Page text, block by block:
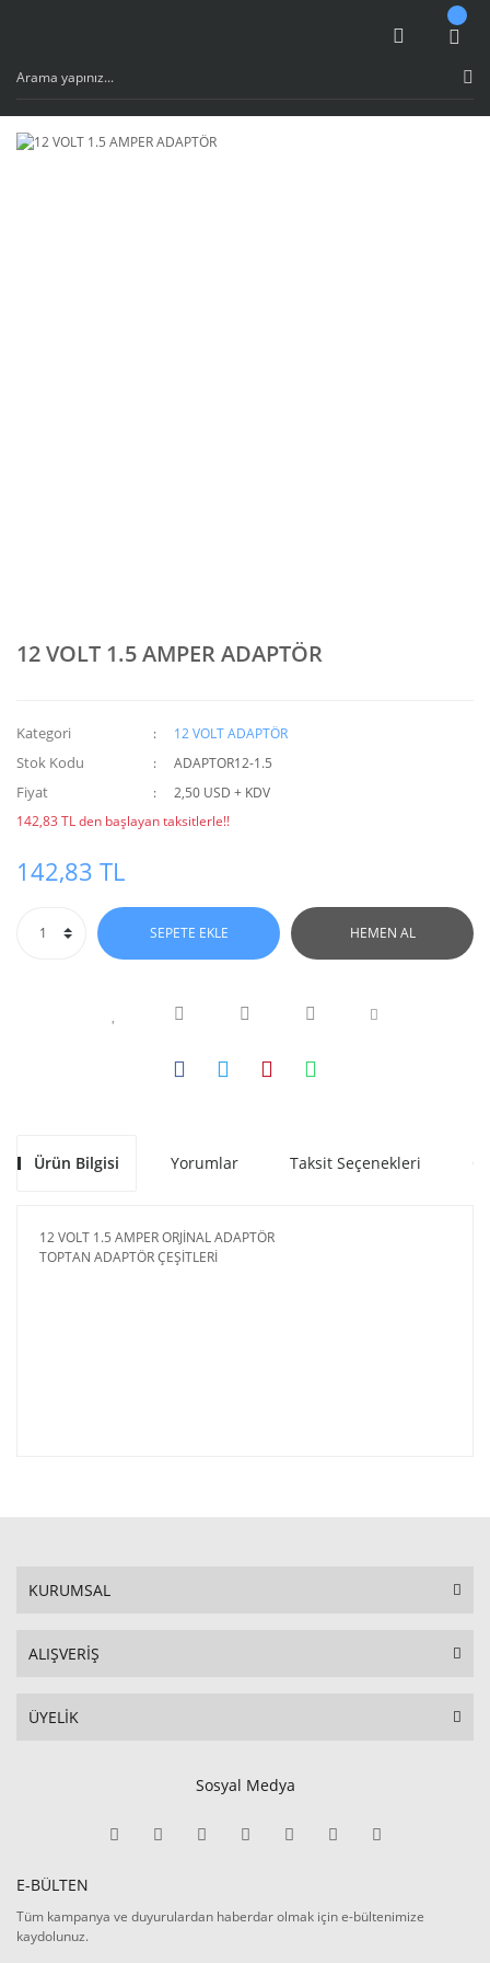
12 VOLT 1.5 AMPER ADAPTÖR
Kategori 12 VOLT ADAPTÖR
Stok Kodu ADAPTOR12-1.5
Fiyat
2,50 USD + KDV
142,83 TL den başlayan taksitlerle!!
142,83 TL
SEPETE EKLE HEMEN AL
Ürün Bilgisi Yorumlar Taksit Seçenekleri
12 VOLT 1.5 AMPER ORJİNAL ADAPTÖR
TOPTAN ADAPTÖR ÇEŞİTLERİ
KURUMSAL
ALIŞVERİŞ
ÜYELİK
Sosyal Medya
E-BÜLTEN
Tüm kampanya ve duyurulardan haberdar olmak için e-bültenimize
kaydolunuz.